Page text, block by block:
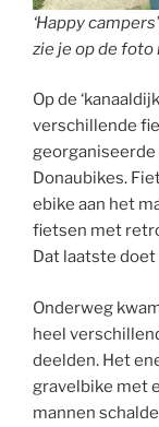
‘Happy
zie je op de foto
Op de
verschillende
Donaubikes.
ebike aan het
fietsen met
Dat laatste
Onderweg
heel
deelden. Het
gravelbike met
mannen